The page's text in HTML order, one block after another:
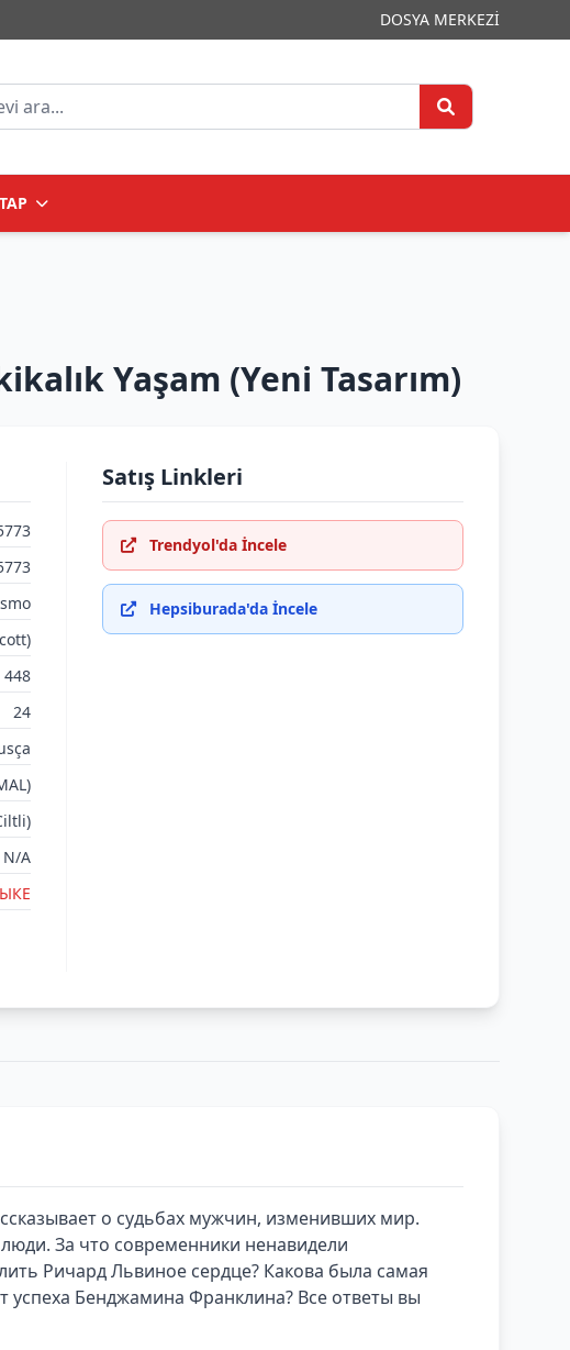
DOSYA MERKEZİ
Yaşam (Yeni Tasarım)
448
24
N/A
Satış Linkleri
Trendyol'da İncele
Hepsiburada'da İncele
о судьбах мужчин, изменивших мир.
За что современники ненавидели
Ричард Львиное сердце? Какова была самая
Бенджамина Франклина? Все ответы вы